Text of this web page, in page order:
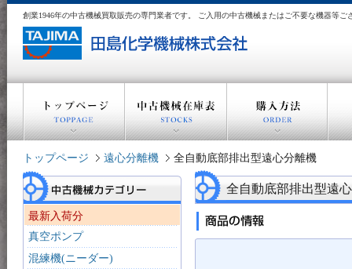
創業1946年の中古機械買取販売の専門業者です。 ご入用の中古機械またはご不要な機器等ご
トップページ 遠心分離機 全自動底部排出型遠心分離機
全自動底部排出型遠
最新入荷分
真空ポンプ
混練機(ニーダー)